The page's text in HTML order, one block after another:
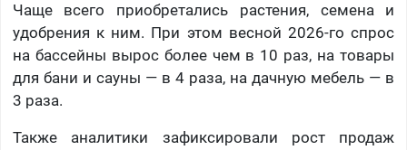
Чаще всего приобретались растения, семена и
удобрения к ним. При этом весной 2026-го спрос
на бассейны вырос более чем в 10 раз, на товары
для бани и сауны — в 4 раза, на дачную мебель — в
3 раза.
Также аналитики зафиксировали рост продаж